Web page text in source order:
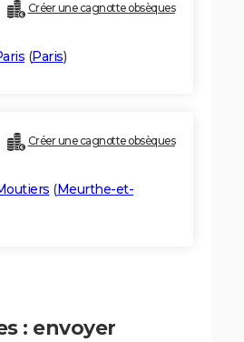
Créer une cagnotte obsèques
(Paris)
Créer une cagnotte obsèques
(Meurthe-et-
: envoyer